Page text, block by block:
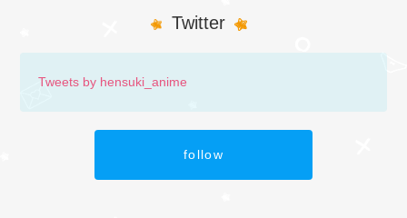
Twitter
Tweets by hensuki_anime
follow